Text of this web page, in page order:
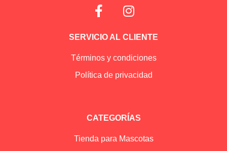
SERVICIO AL CLIENTE
Términos y condiciones
Política de privacidad
CATEGORÍAS
Tienda para Mascotas